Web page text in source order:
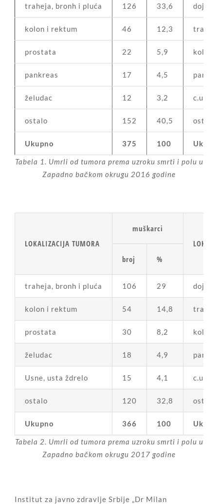
traheja, bronh i pluća 126 33,6 dojka
kolon i rektum 46 12,3
prostata 22 5,9 kolon
pankreas 17 4,5
želudac 12 3,2 c.uteri
ostalo 152 40,5 ostalo
Ukupno 375 100
Tabela 1. Umrli od tumora prema uzroku smrti i polu u
Zapadno bačkom okrugu 2016 godine
LOKALIZACIJA TUMORA
muškarci
broj
%
traheja, bronh i pluća 106 29 dojka
kolon i rektum 54 14,8
prostata 30 8,2 kolon
želudac 18 4,9
Usne, usta ždrelo 15 4,1 c.uteri
ostalo 120 32,8 ostalo
Ukupno 366 100
Tabela 2. Umrli od tumora prema uzroku smrti i polu u
Zapadno bačkom okrugu 2017 godine
Institut za javno zdravlje Srbije „Dr Milan